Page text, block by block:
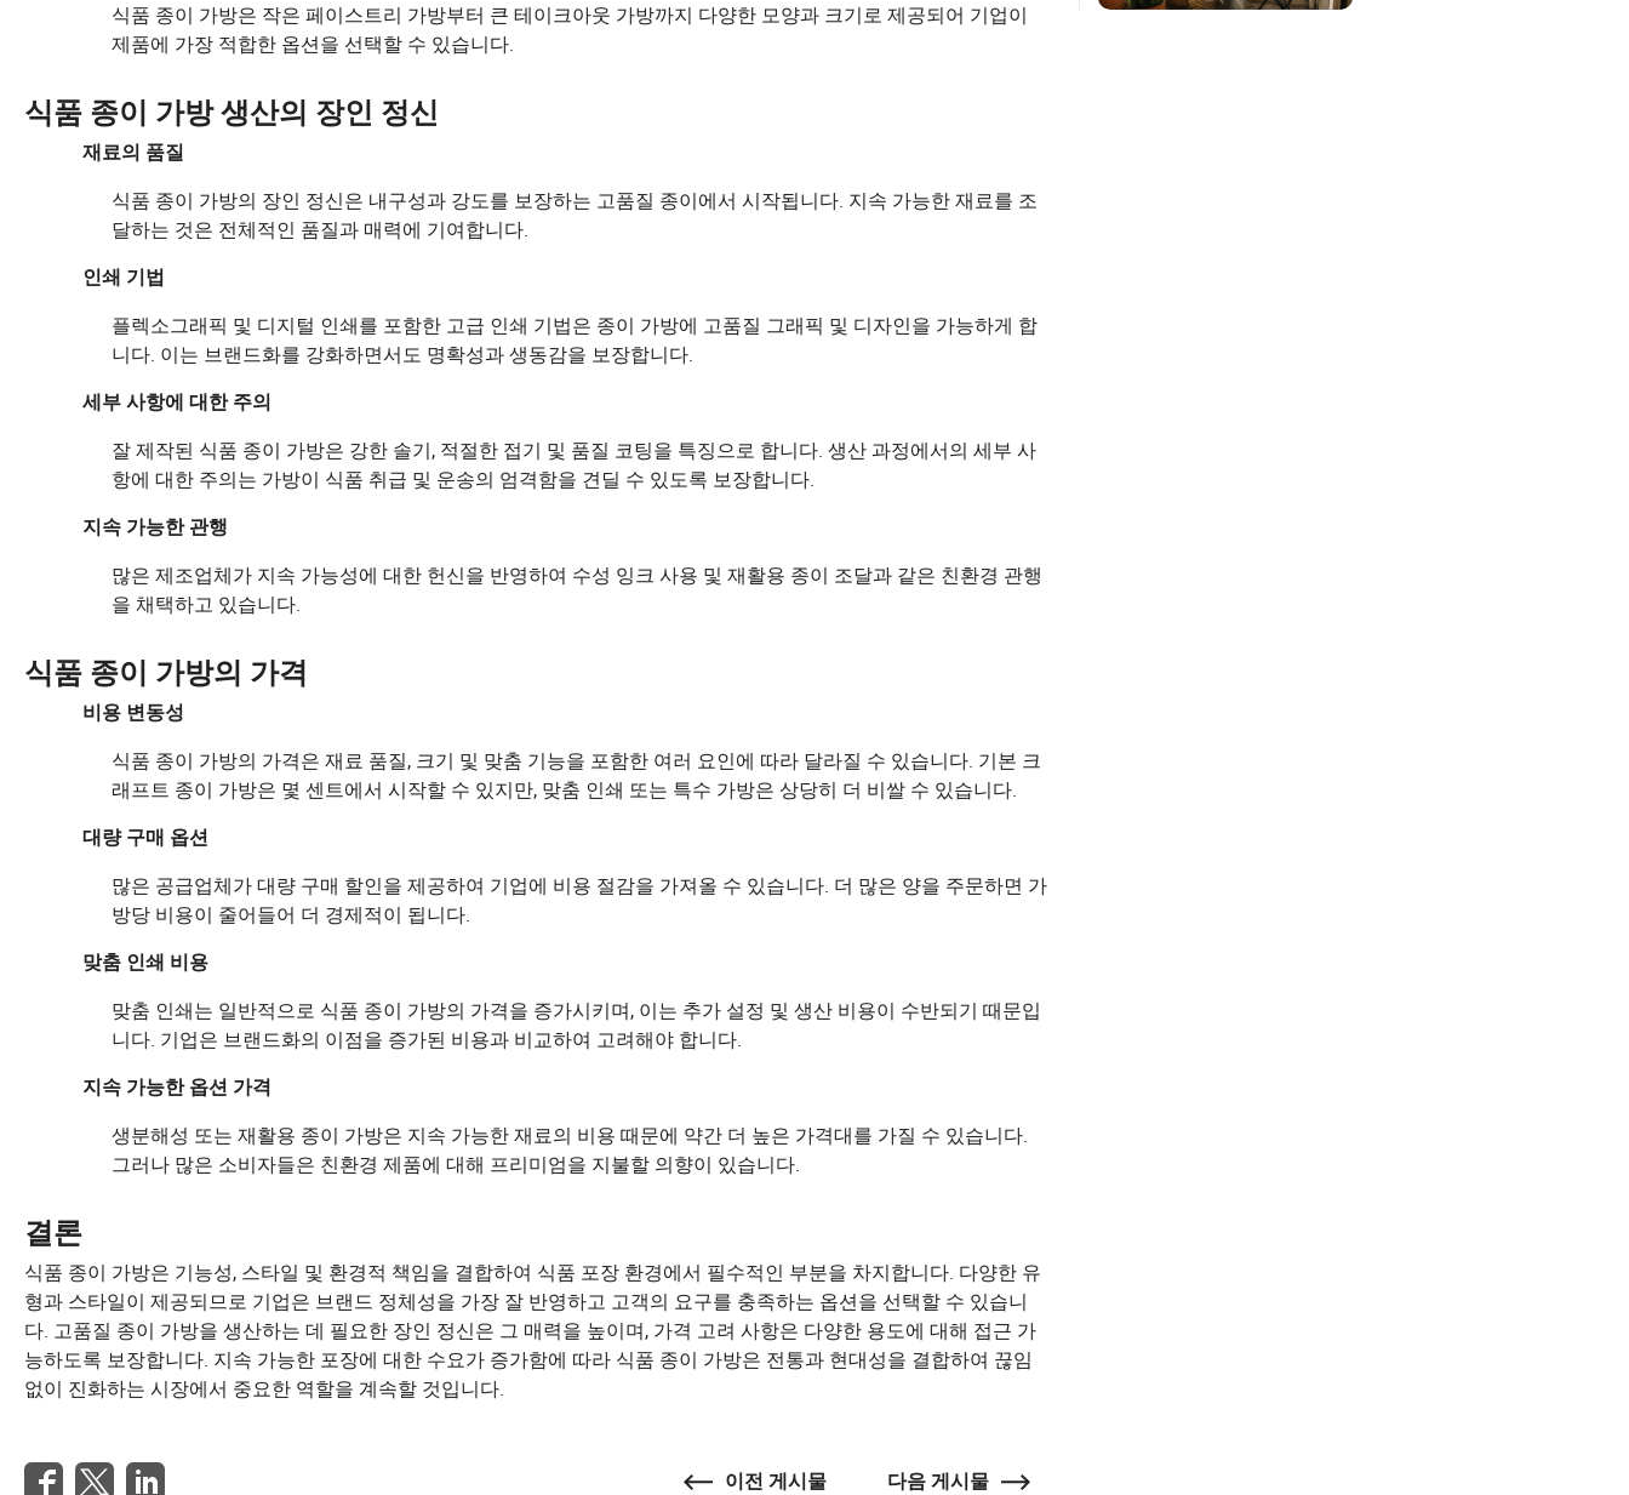
식품 종이 가방은 작은 페이스트리 가방부터 큰 테이크아웃 가방까지 다양한 모양과 크기로 제공되어 기업이
제품에 가장 적합한 옵션을 선택할 수 있습니다.
식품 종이 가방 생산의 장인 정신
재료의 품질
식품 종이 가방의 장인 정신은 내구성과 강도를 보장하는 고품질 종이에서 시작됩니다. 지속 가능한 재료를 조
달하는 것은 전체적인 품질과 매력에 기여합니다.
인쇄 기법
플렉소그래픽 및 디지털 인쇄를 포함한 고급 인쇄 기법은 종이 가방에 고품질 그래픽 및 디자인을 가능하게 합
니다. 이는 브랜드화를 강화하면서도 명확성과 생동감을 보장합니다.
세부 사항에 대한 주의
잘 제작된 식품 종이 가방은 강한 솔기, 적절한 접기 및 품질 코팅을 특징으로 합니다. 생산 과정에서의 세부 사
항에 대한 주의는 가방이 식품 취급 및 운송의 엄격함을 견딜 수 있도록 보장합니다.
지속 가능한 관행
많은 제조업체가 지속 가능성에 대한 헌신을 반영하여 수성 잉크 사용 및 재활용 종이 조달과 같은 친환경 관행
을 채택하고 있습니다.
식품 종이 가방의 가격
비용 변동성
식품 종이 가방의 가격은 재료 품질, 크기 및 맞춤 기능을 포함한 여러 요인에 따라 달라질 수 있습니다. 기본 크
래프트 종이 가방은 몇 센트에서 시작할 수 있지만, 맞춤 인쇄 또는 특수 가방은 상당히 더 비쌀 수 있습니다.
대량 구매 옵션
많은 공급업체가 대량 구매 할인을 제공하여 기업에 비용 절감을 가져올 수 있습니다. 더 많은 양을 주문하면 가
방당 비용이 줄어들어 더 경제적이 됩니다.
맞춤 인쇄 비용
맞춤 인쇄는 일반적으로 식품 종이 가방의 가격을 증가시키며, 이는 추가 설정 및 생산 비용이 수반되기 때문입
니다. 기업은 브랜드화의 이점을 증가된 비용과 비교하여 고려해야 합니다.
지속 가능한 옵션 가격
생분해성 또는 재활용 종이 가방은 지속 가능한 재료의 비용 때문에 약간 더 높은 가격대를 가질 수 있습니다.
그러나 많은 소비자들은 친환경 제품에 대해 프리미엄을 지불할 의향이 있습니다.
결론
식품 종이 가방은 기능성, 스타일 및 환경적 책임을 결합하여 식품 포장 환경에서 필수적인 부분을 차지합니다. 다양한 유
형과 스타일이 제공되므로 기업은 브랜드 정체성을 가장 잘 반영하고 고객의 요구를 충족하는 옵션을 선택할 수 있습니
다. 고품질 종이 가방을 생산하는 데 필요한 장인 정신은 그 매력을 높이며, 가격 고려 사항은 다양한 용도에 대해 접근 가
능하도록 보장합니다. 지속 가능한 포장에 대한 수요가 증가함에 따라 식품 종이 가방은 전통과 현대성을 결합하여 끊임
없이 진화하는 시장에서 중요한 역할을 계속할 것입니다.
이전 게시물 다음 게시물